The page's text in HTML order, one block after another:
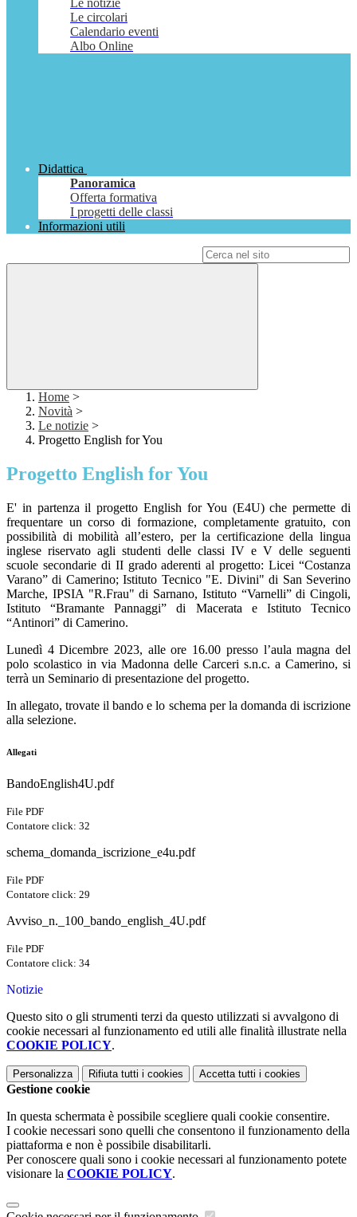
Le notizie
Le circolari
Calendario eventi
Albo Online
Didattica
Panoramica
Offerta formativa
I progetti delle classi
Informazioni utili
Home >
Novità >
Le notizie >
Progetto English for You
Progetto English for You
E' in partenza il progetto English for You (E4U) che permette di
frequentare un corso di formazione, completamente gratuito, con
possibilità di mobilità all’estero, per la certificazione della lingua
inglese riservato agli studenti delle classi IV e V delle seguenti
scuole secondarie di II grado aderenti al progetto: Licei “Costanza
Varano” di Camerino; Istituto Tecnico "E. Divini" di San Severino
Marche, IPSIA "R.Frau" di Sarnano, Istituto “Varnelli” di Cingoli,
Istituto “Bramante Pannaggi” di Macerata e Istituto Tecnico
“Antinori” di Camerino.
Lunedì 4 Dicembre 2023, alle ore 16.00 presso l’aula magna del
polo scolastico in via Madonna delle Carceri s.n.c. a Camerino, si
terrà un Seminario di presentazione del progetto.
In allegato, trovate il bando e lo schema per la domanda di iscrizione
alla selezione.
Allegati
BandoEnglish4U.pdf
File PDF
Contatore click: 32
schema_domanda_iscrizione_e4u.pdf
File PDF
Contatore click: 29
Avviso_n._100_bando_english_4U.pdf
File PDF
Contatore click: 34
Notizie
Questo sito o gli strumenti terzi da questo utilizzati si avvalgono di
cookie necessari al funzionamento ed utili alle finalità illustrate nella
COOKIE POLICY.
Personalizza Rifiuta tutti i cookies Accetta tutti i cookies
Gestione cookie
In questa schermata è possibile scegliere quali cookie consentire.
I cookie necessari sono quelli che consentono il funzionamento della
piattaforma e non è possibile disabilitarli.
Per conoscere quali sono i cookie necessari al funzionamento potete
visionare la COOKIE POLICY.